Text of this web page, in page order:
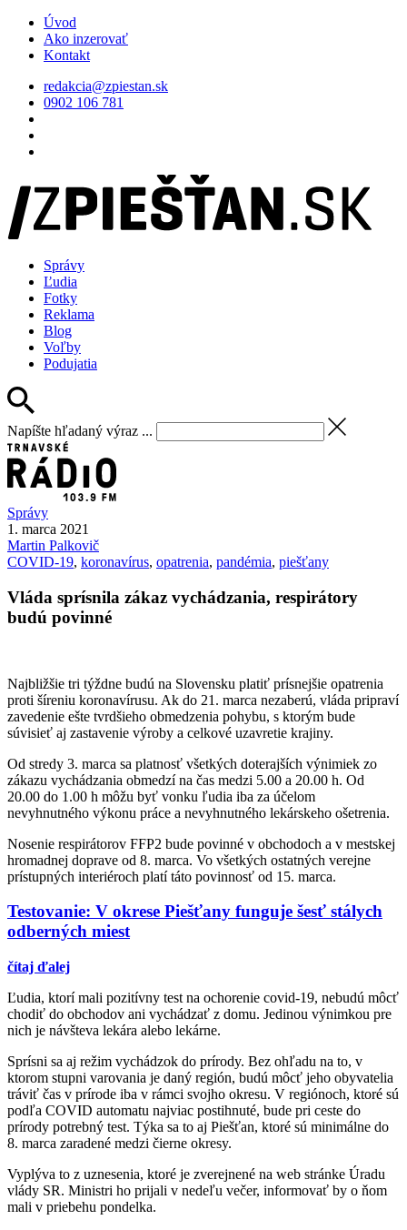
Úvod
Ako inzerovať
Kontakt
redakcia@zpiestan.sk
0902 106 781
Správy
Ľudia
Fotky
Reklama
Blog
Voľby
Podujatia
Napíšte hľadaný výraz ...
Správy
1. marca 2021
Martin Palkovič
COVID-19, koronavírus, opatrenia, pandémia, piešťany
Vláda sprísnila zákaz vychádzania, respirátory
budú povinné
Najbližšie tri týždne budú na Slovensku platiť prísnejšie opatrenia
proti šíreniu koronavírusu. Ak do 21. marca nezaberú, vláda pripraví
zavedenie ešte tvrdšieho obmedzenia pohybu, s ktorým bude
súvisieť aj zastavenie výroby a celkové uzavretie krajiny.
Od stredy 3. marca sa platnosť všetkých doterajších výnimiek zo
zákazu vychádzania obmedzí na čas medzi 5.00 a 20.00 h. Od
20.00 do 1.00 h môžu byť vonku ľudia iba za účelom
nevyhnutného výkonu práce a nevyhnutného lekárskeho ošetrenia.
Nosenie respirátorov FFP2 bude povinné v obchodoch a v mestskej
hromadnej doprave od 8. marca. Vo všetkých ostatných verejne
prístupných interiéroch platí táto povinnosť od 15. marca.
Testovanie: V okrese Piešťany funguje šesť stálych
odberných miest
čítaj ďalej
Ľudia, ktorí mali pozitívny test na ochorenie covid-19, nebudú môcť
chodiť do obchodov ani vychádzať z domu. Jedinou výnimkou pre
nich je návšteva lekára alebo lekárne.
Sprísni sa aj režim vychádzok do prírody. Bez ohľadu na to, v
ktorom stupni varovania je daný región, budú môcť jeho obyvatelia
tráviť čas v prírode iba v rámci svojho okresu. V regiónoch, ktoré sú
podľa COVID automatu najviac postihnuté, bude pri ceste do
prírody potrebný test. Týka sa to aj Piešťan, ktoré sú minimálne do
8. marca zaradené medzi čierne okresy.
Vyplýva to z uznesenia, ktoré je zverejnené na web stránke Úradu
vlády SR. Ministri ho prijali v nedeľu večer, informovať by o ňom
mali v priebehu pondelka.